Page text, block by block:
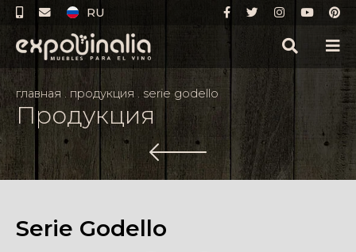
RU
главная . продукция . serie godello
Продукция
Serie Godello